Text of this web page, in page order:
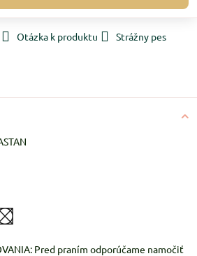
Otázka k produktu
Strážny pes
Pred praním odporúčame namočiť